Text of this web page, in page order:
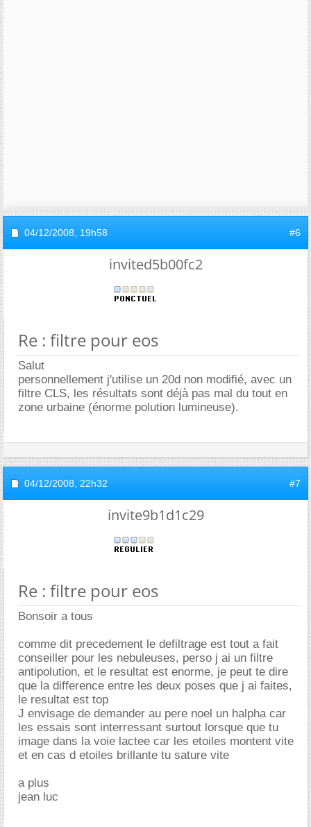
04/12/2008, 19h58 #6
invited5b00fc2
Re : filtre pour eos
Salut
personnellement j'utilise un 20d non modifié, avec un
filtre CLS, les résultats sont déjà pas mal du tout en
zone urbaine (énorme polution lumineuse).
04/12/2008, 22h32 #7
invite9b1d1c29
Re : filtre pour eos
Bonsoir a tous
comme dit precedement le defiltrage est tout a fait
conseiller pour les nebuleuses, perso j ai un filtre
antipolution, et le resultat est enorme, je peut te dire
que la difference entre les deux poses que j ai faites,
le resultat est top
J envisage de demander au pere noel un halpha car
les essais sont interressant surtout lorsque que tu
image dans la voie lactee car les etoiles montent vite
et en cas d etoiles brillante tu sature vite
a plus
jean luc